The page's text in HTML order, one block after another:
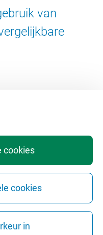
van
cookies
cookies
in
Cookie instellingen